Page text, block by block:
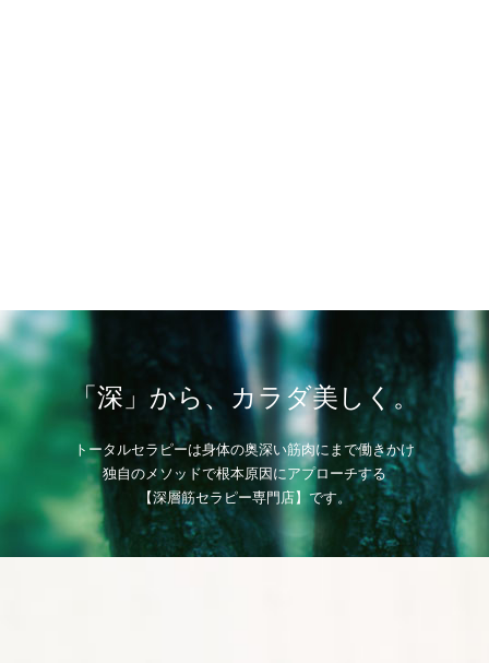
「深」から、カラダ美しく。
トータルセラピーは身体の奥深い筋肉にまで働きかけ
独自のメソッドで根本原因にアプローチする
【深層筋セラピー専門店】です。